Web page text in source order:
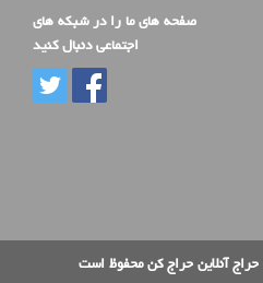
صفحه های ما را در شبکه های
اجتماعی دنبال کنید
آنلاین حراج کن محفوظ است